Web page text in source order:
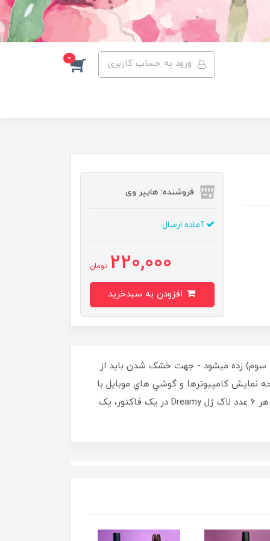
ورود به حساب کاربری 0
فروشنده: هایپر وی
آماده ارسال
220,000 تومان
سوم) زده ميشود - جهت خشک شدن بايد از
است، و صفحه نمايش کامپيوترها و گوشي هاي موبايل با
هم متفاوت ميباشد، ممکن است توناژ رنگ لاک ژل ارسالي با رنگي که در تصوير ميبينيد کمي متفاوت باشد - ((با خريد هر 6 عدد لاک ژل Dreamy در يک فاکتور، يک